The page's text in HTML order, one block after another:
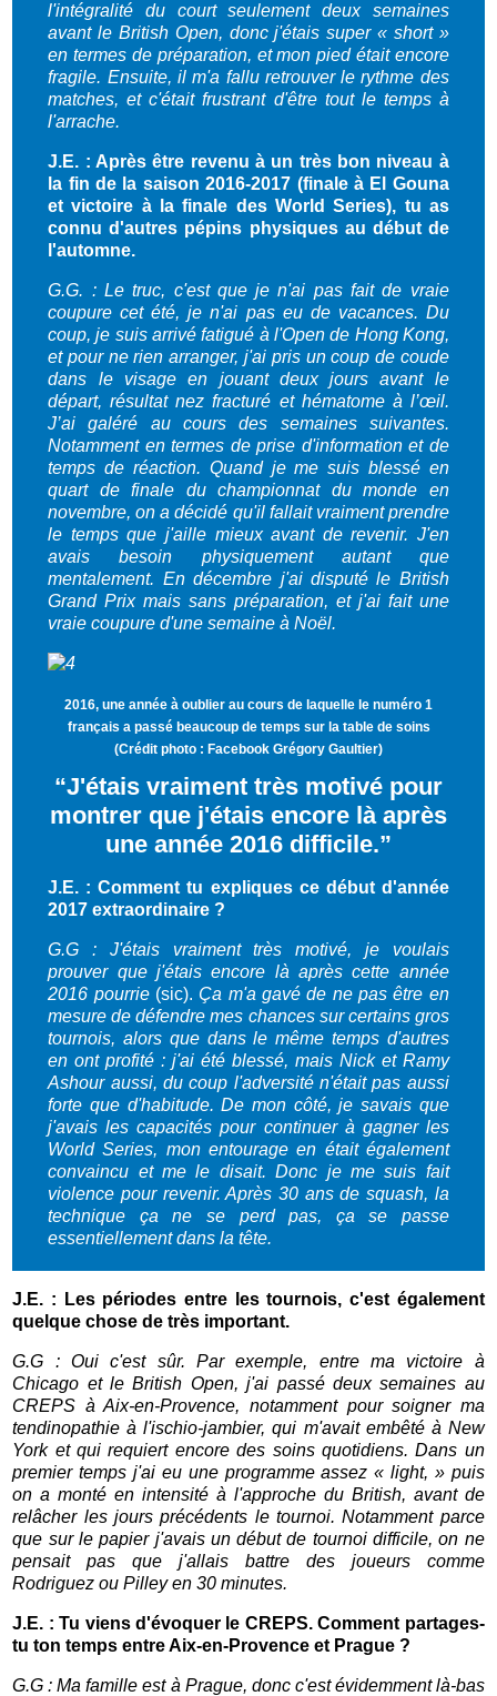
l'intégralité du court seulement deux semaines
avant le British Open, donc j'étais super « short »
en termes de préparation, et mon pied était encore
fragile. Ensuite, il m'a fallu retrouver le rythme des
matches, et c'était frustrant d'être tout le temps à
l'arrache.
J.E. : Après être revenu à un très bon niveau à
la fin de la saison 2016-2017 (finale à El Gouna
et victoire à la finale des World Series), tu as
connu d'autres pépins physiques au début de
l'automne.
G.G. : Le truc, c'est que je n'ai pas fait de vraie
coupure cet été, je n'ai pas eu de vacances. Du
coup, je suis arrivé fatigué à l'Open de Hong Kong,
et pour ne rien arranger, j'ai pris un coup de coude
dans le visage en jouant deux jours avant le
départ, résultat nez fracturé et hématome à l’œil.
J’ai galéré au cours des semaines suivantes.
Notamment en termes de prise d'information et de
temps de réaction. Quand je me suis blessé en
quart de finale du championnat du monde en
novembre, on a décidé qu'il fallait vraiment prendre
le temps que j'aille mieux avant de revenir. J'en
avais besoin physiquement autant que
mentalement. En décembre j'ai disputé le British
Grand Prix mais sans préparation, et j'ai fait une
vraie coupure d'une semaine à Noël.
2016, une année à oublier au cours de laquelle le numéro 1
français a passé beaucoup de temps sur la table de soins
(Crédit photo : Facebook Grégory Gaultier)
“J'étais vraiment très motivé pour
montrer que j'étais encore là après
une année 2016 difficile.”
J.E. : Comment tu expliques ce début d'année
2017 extraordinaire ?
G.G : J'étais vraiment très motivé, je voulais
prouver que j'étais encore là après cette année
2016 pourrie (sic). Ça m'a gavé de ne pas être en
mesure de défendre mes chances sur certains gros
tournois, alors que dans le même temps d'autres
en ont profité : j'ai été blessé, mais Nick et Ramy
Ashour aussi, du coup l'adversité n'était pas aussi
forte que d'habitude. De mon côté, je savais que
j'avais les capacités pour continuer à gagner les
World Series, mon entourage en était également
convaincu et me le disait. Donc je me suis fait
violence pour revenir. Après 30 ans de squash, la
technique ça ne se perd pas, ça se passe
essentiellement dans la tête.
J.E. : Les périodes entre les tournois, c'est également
quelque chose de très important.
G.G : Oui c'est sûr. Par exemple, entre ma victoire à
Chicago et le British Open, j'ai passé deux semaines au
CREPS à Aix-en-Provence, notamment pour soigner ma
tendinopathie à l'ischio-jambier, qui m'avait embêté à New
York et qui requiert encore des soins quotidiens. Dans un
premier temps j'ai eu une programme assez « light, » puis
on a monté en intensité à l'approche du British, avant de
relâcher les jours précédents le tournoi. Notamment parce
que sur le papier j'avais un début de tournoi difficile, on ne
pensait pas que j'allais battre des joueurs comme
Rodriguez ou Pilley en 30 minutes.
J.E. : Tu viens d'évoquer le CREPS. Comment partages-
tu ton temps entre Aix-en-Provence et Prague ?
G.G : Ma famille est à Prague, donc c'est évidemment là-bas